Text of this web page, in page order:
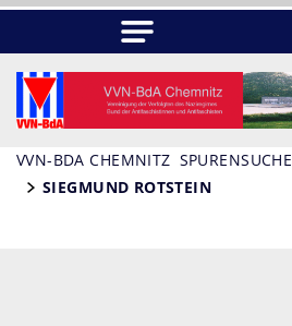
VVN-BDA CHEMNITZ SPURENSUCHE
SIEGMUND ROTSTEIN